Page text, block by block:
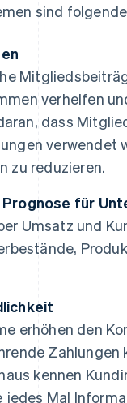
sind
verhelfen
dass
verwendet
zu reduzieren.
für
Umsatz und
erhöhen den
kennen
jedes Mal